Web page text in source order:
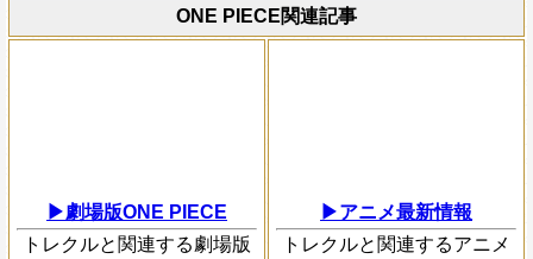
ONE PIECE関連記事
▶劇場版ONE PIECE
トレクルと関連する劇場版
▶アニメ最新情報
トレクルと関連するアニメ